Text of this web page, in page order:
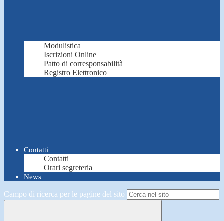
Modulistica
Iscrizioni Online
Patto di corresponsabilità
Registro Elettronico
Contatti
Contatti
Orari segreteria
News
Campo di ricerca per le pagine del sito